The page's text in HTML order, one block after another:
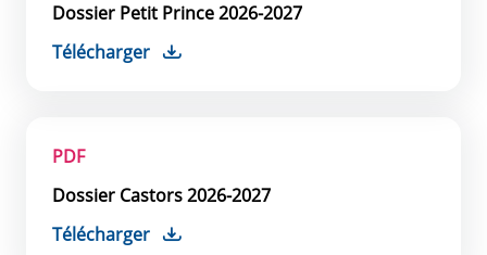
Dossier Petit Prince 2026-2027
Télécharger
PDF
Dossier Castors 2026-2027
Télécharger